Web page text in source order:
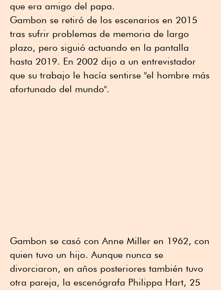
que era amigo del papa.
Gambon se retiró de los escenarios en 2015
tras sufrir problemas de memoria de largo
plazo, pero siguió actuando en la pantalla
hasta 2019. En 2002 dijo a un entrevistador
que su trabajo le hacía sentirse "el hombre más
afortunado del mundo".
Gambon se casó con Anne Miller en 1962, con
quien tuvo un hijo. Aunque nunca se
divorciaron, en años posteriores también tuvo
otra pareja, la escenógrafa Philippa Hart, 25